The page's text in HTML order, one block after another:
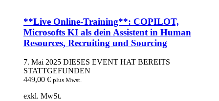
**Live Online-Training**: COPILOT,
Microsofts KI als dein Assistent in Human
Resources, Recruiting und Sourcing
7. Mai 2025 DIESES EVENT HAT BEREITS
STATTGEFUNDEN
449,00 € plus Mwst.
exkl. MwSt.